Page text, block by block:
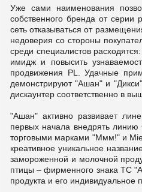
Уже сами наименования
собственного бренда от серии
сеть отказываться от
недоверия со стороны
среди специалистов
имидж и повысить
продвижения PL. Удачные
демонстрируют "Ашан" и
дискаунтер соответственно в
"Ашан" активно развивает
первых начала внедрять
торговыми марками "Ммм!" и
креативное уникальное
замороженной и молочной
птицы – фирменного знака ТС
продукта и его индивидуальное